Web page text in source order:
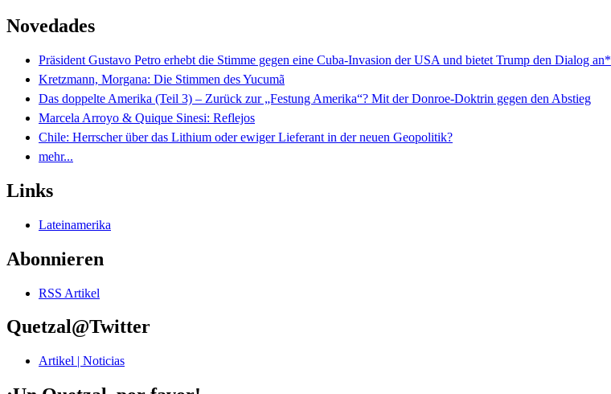
Novedades
Präsident Gustavo Petro erhebt die Stimme gegen eine Cuba-Invasion der USA und bietet Trump den Dialog an*
Kretzmann, Morgana: Die Stimmen des Yucumã
Das doppelte Amerika (Teil 3) – Zurück zur „Festung Amerika“? Mit der Donroe-Doktrin gegen den Abstieg
Marcela Arroyo & Quique Sinesi: Reflejos
Chile: Herrscher über das Lithium oder ewiger Lieferant in der neuen Geopolitik?
mehr...
Links
Lateinamerika
Abonnieren
RSS Artikel
Quetzal@Twitter
Artikel | Noticias